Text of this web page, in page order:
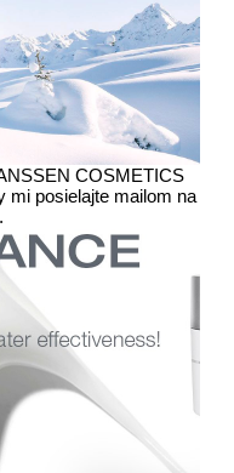
COSMETICS
mi posielajte mailom na
.